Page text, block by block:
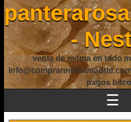
-
venta de mdma en todo
pagos
☰